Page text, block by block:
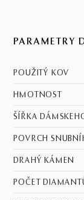
PARAMETRY
POUŽITÝ KOV
HMOTNOST
ŠÍŘKA
POVRCH
DRAHÝ KÁMEN
POČET